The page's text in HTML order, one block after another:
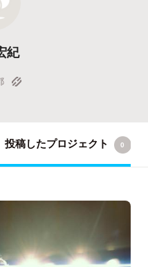
紀
投稿したプロジェクト 0